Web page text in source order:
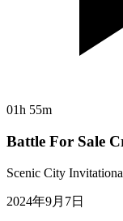
01h 55m
Battle For Sale
Scenic City
2024年9月7日